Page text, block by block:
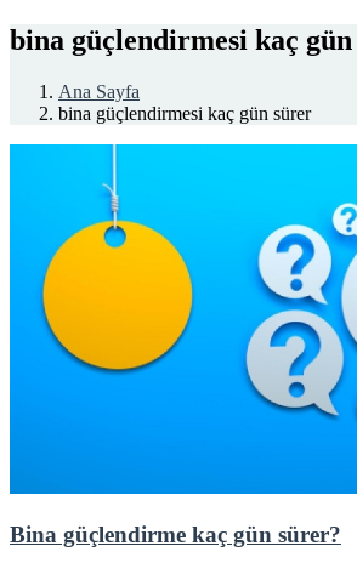
bina güçlendirmesi kaç
Ana Sayfa
bina güçlendirmesi kaç gün sürer
Bina güçlendirme kaç gün sürer?